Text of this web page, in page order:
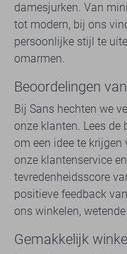
damesjurken. Van
tot modern, bij ons
persoonlijke stijl te
omarmen.
Beoordelingen
Bij Sans hechten we
onze klanten. Lees de
om een idee te
onze klantenservice
tevredenheidsscore
positieve feedback
ons winkelen,
Gemakkelijk